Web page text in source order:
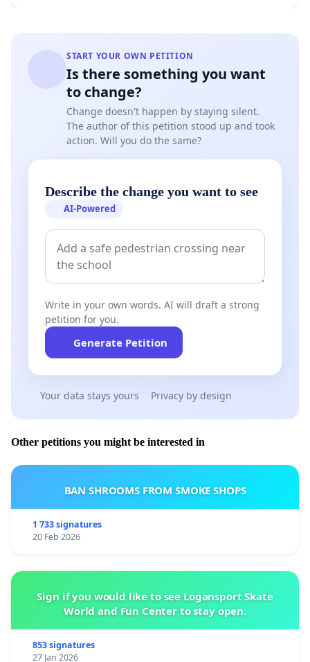
START YOUR OWN PETITION
Is there something you want
to change?
Change doesn't happen by staying silent.
The author of this petition stood up and took
action. Will you do the same?
Describe the change you want to see
AI-Powered
Write in your own words. AI will draft a strong
petition for you.
Generate Petition
Your data stays yours Privacy by design
Other petitions you might be interested in
BAN SHROOMS FROM SMOKE SHOPS
1 733 signatures
20 Feb 2026
Sign if you would like to see Logansport Skate
World and Fun Center to stay open.
853 signatures
27 Jan 2026